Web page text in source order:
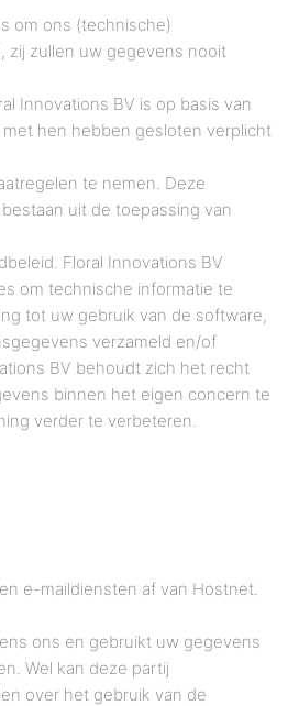
om ons (technische)
zij zullen uw gegevens nooit
Innovations BV is op basis van
hen hebben gesloten verplicht
te nemen. Deze
uit de toepassing van
Floral Innovations BV
om technische informatie te
tot uw gebruik van de software,
verzameld en/of
BV behoudt zich het recht
binnen het eigen concern te
verder te verbeteren.
e-maildiensten af van Hostnet.
ons en gebruikt uw gegevens
Wel kan deze partij
over het gebruik van de